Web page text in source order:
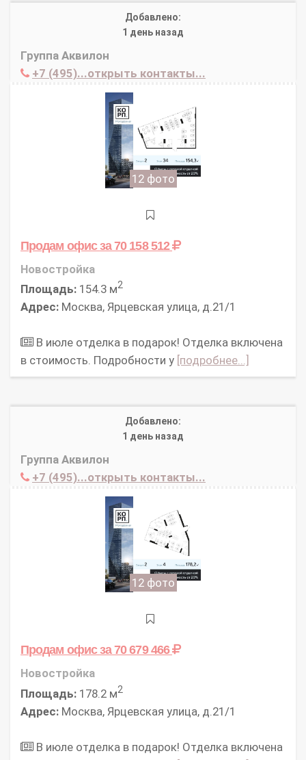
Добавлено:
1 день назад
Группа Аквилон
+7 (495)...открыть контакты...
12 фото
Продам офисза 70 158 512
Новостройка
Площадь: 154.3 м2
Адрес: Москва, Ярцевская улица, д.21/1
В июле отделка в подарок! Отделка включена
в стоимость. Подробности у [подробнее...]
Добавлено:
1 день назад
Группа Аквилон
+7 (495)...открыть контакты...
12 фото
Продам офисза 70 679 466
Новостройка
Площадь: 178.2 м2
Адрес: Москва, Ярцевская улица, д.21/1
В июле отделка в подарок! Отделка включена